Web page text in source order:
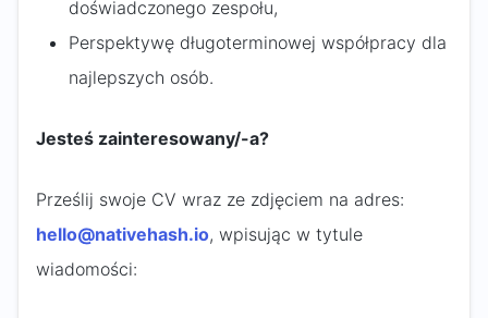
doświadczonego zespołu,
Perspektywę długoterminowej współpracy dla
najlepszych osób.
Jesteś zainteresowany/-a?
Prześlij swoje CV wraz ze zdjęciem na adres:
hello@nativehash.io, wpisując w tytule
wiadomości: